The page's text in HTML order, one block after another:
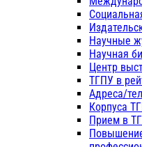
Научные
Научная
Центр
ТГПУ в
Адреса/
Корпуса
Прием в